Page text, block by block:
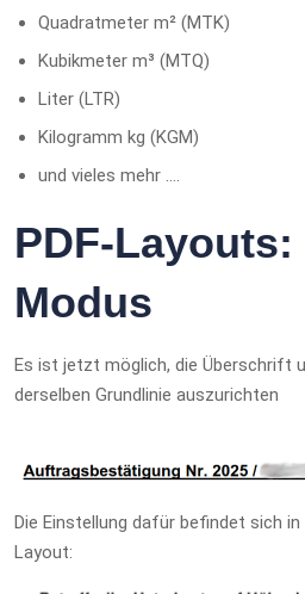
Quadratmeter m² (MTK)
Kubikmeter m³ (MTQ)
Liter (LTR)
Kilogramm kg (KGM)
und vieles mehr ….
PDF-
Modus
Es ist jetzt möglich, die Überschrift
derselben Grundlinie auszurichten
Die Einstellung dafür befindet sich
Layout: